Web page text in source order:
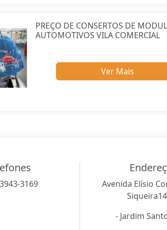
PREÇO DE CONSERTOS DE
AUTOMOTIVOS VILA COMERCIAL
Ver Mais
3169
Avenida Elísio
- Jardim